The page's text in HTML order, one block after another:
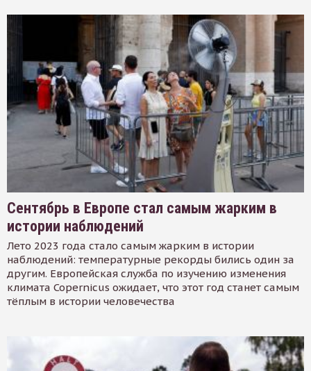
Сентябрь в Европе стал самым жарким в
истории наблюдений
Лето 2023 года стало самым жарким в истории
наблюдений: температурные рекорды бились один за
другим. Европейская служба по изучению изменения
климата Copernicus ожидает, что этот год станет самым
тёплым в истории человечества